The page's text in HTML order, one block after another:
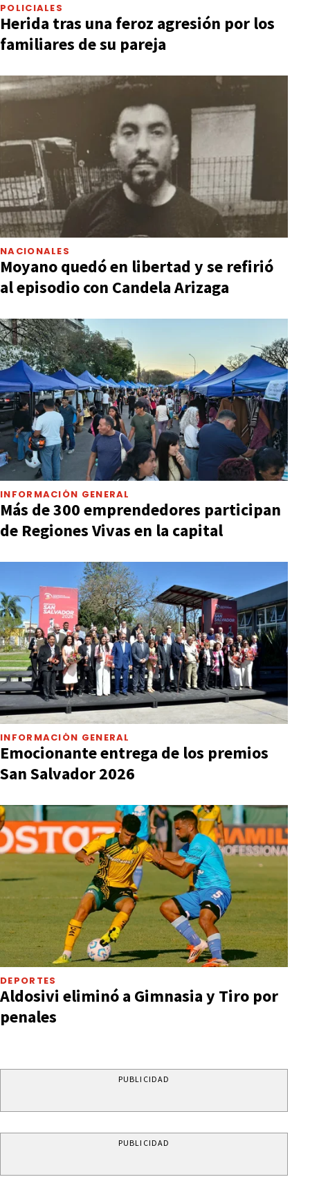
POLICIALES
Herida tras una feroz agresión por los
familiares de su pareja
NACIONALES
Moyano quedó en libertad y se refirió
al episodio con Candela Arizaga
INFORMACIÓN GENERAL
Más de 300 emprendedores participan
de Regiones Vivas en la capital
INFORMACIÓN GENERAL
Emocionante entrega de los premios
San Salvador 2026
DEPORTES
Aldosivi eliminó a Gimnasia y Tiro por
penales
PUBLICIDAD
PUBLICIDAD